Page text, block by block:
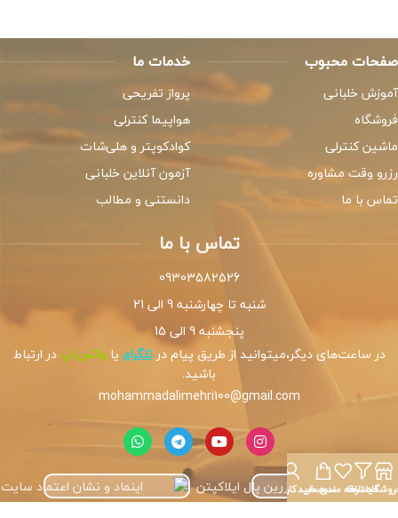
صفحات محبوب
آموزش خلبانی
فروشگاه
ماشین کنترلی
رزرو وقت مشاوره
تماس با ما
خدمات ما
پرواز تفریحی
هواپیما کنترلی
کوادکوپتر و هلی‌شات
آزمون آنلاین خلبانی
دانستنی و مطالب
تماس با ما
09303582526
شنبه تا چهارشنبه 9 الی 21
پنجشنبه 9 الی 15
در ساعت‌های دیگر،میتوانید از طریق پیام درتلگرام یاواتس‌اپدر ارتباط
باشید.
mohammadalimehri100@gmail.com
فیلترها
علاقه مندیسبد خرید
حساب کاربری من